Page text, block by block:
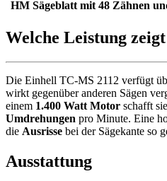
HM Sägeblatt mit 48 Zähnen
Welche Leistung
Die Einhell TC-MS 2112 verfügt
wirkt gegenüber anderen Sägen
einem 1.400 Watt Motor schafft
Umdrehungen pro Minute. Eine
die Ausrisse bei der Sägekante so
Ausstattung